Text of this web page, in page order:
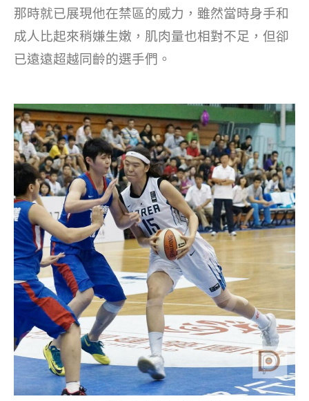
那時就已展現他在禁區的威力，雖然當時身手和
成人比起來稍嫌生嫩，肌肉量也相對不足，但卻
已遠遠超越同齡的選手們。